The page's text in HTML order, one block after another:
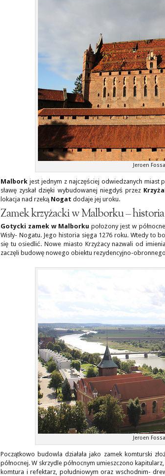
Jeroen
Malbork jest jednym z najczęściej odwiedzanych miast
sławę zyskał dzięki wybudowanej niegdyś przez
lokacja nad rzeką Nogat dodaje jej uroku.
Zamek krzyżacki w Malborku – historia
Gotycki zamek w Malborku położony jest w
Wisły- Nogatu. Jego historia sięga 1276 roku. Wtedy to
się tu osiedlić. Nowe miasto Krzyżacy nazwali od
zaczęli budowę nowego obiektu rezydencyjno-
Jeroen
Początkowo budowla działała jako zamek komturski
północnej. W skrzydle północnym umieszczono
komtura i refektarz, południowym oraz wschodnim-